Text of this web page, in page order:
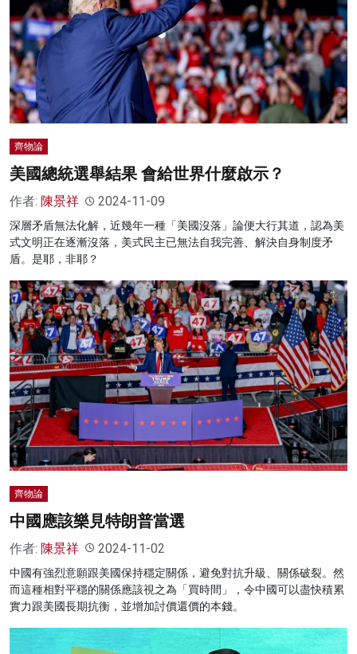
齊物論
美國總統選舉結果 會給世界什麼啟示？
作者: 陳景祥 2024-11-09
深層矛盾無法化解，近幾年一種「美國沒落」論便大行其道，認為美
式文明正在逐漸沒落，美式民主已無法自我完善、解決自身制度矛
盾。是耶，非耶？
齊物論
中國應該樂見特朗普當選
作者: 陳景祥 2024-11-02
中國有強烈意願跟美國保持穩定關係，避免對抗升級、關係破裂。然
而這種相對平穩的關係應該視之為「買時間」，令中國可以盡快積累
實力跟美國長期抗衡，並增加討價還價的本錢。